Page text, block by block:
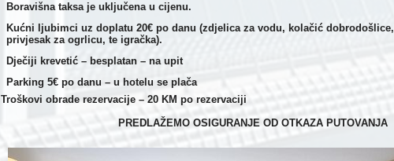
Boravišna taksa je uključena u cijenu.
Kućni ljubimci uz doplatu 20€ po danu (zdjelica za vodu, kolačić dobrodošlice,
privjesak za ogrlicu, te igračka).
Dječiji krevetić – besplatan – na upit
Parking 5€ po danu – u hotelu se plača
Troškovi obrade rezervacije – 20 KM po rezervaciji
PREDLAŽEMO OSIGURANJE OD OTKAZA PUTOVANJA